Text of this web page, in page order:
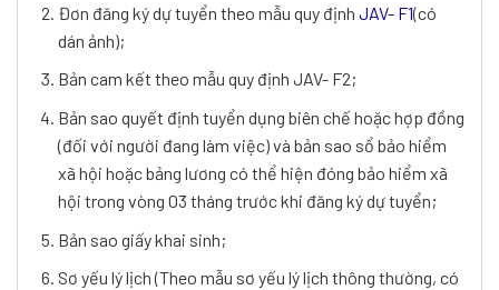
Đơn đăng ký dự tuyển theo mẫu quy định JAV- F1(có
dán ảnh);
Bản cam kết theo mẫu quy định JAV- F2;
Bản sao quyết định tuyển dụng biên chế hoặc hợp đồng
(đối với người đang làm việc) và bản sao sổ bảo hiểm
xã hội hoặc bảng lương có thể hiện đóng bảo hiểm xã
hội trong vòng 03 tháng trước khi đăng ký dự tuyển;
Bản sao giấy khai sinh;
Sơ yếu lý lịch (Theo mẫu sơ yếu lý lịch thông thường, có